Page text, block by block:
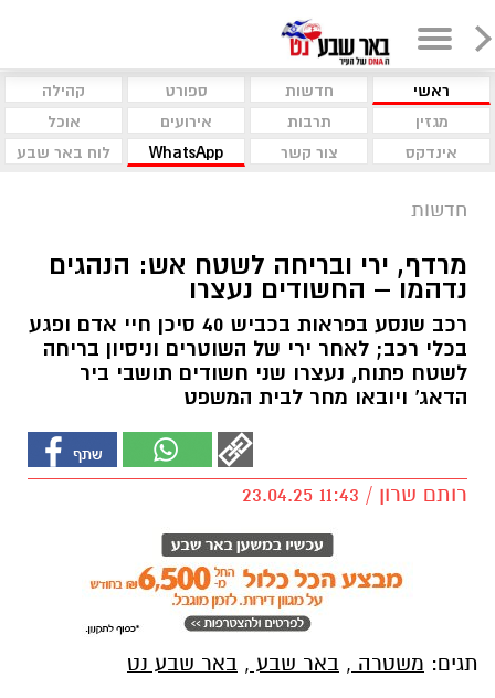
ראשי חדשות ספורט
קהילה
מגזין
תרבות אירועים
אוכל
אינדקס
צור קשר WhatsApp לוח באר שבע
חדשות
מרדף, ירי ובריחה לשטח אש: הנהגים
נדהמו – החשודים נעצרו
רכב שנסע בפראות בכביש 40 סיכן חיי אדם ופגע
בכלי רכב; לאחר ירי של השוטרים וניסיון בריחה
לשטח פתוח, נעצרו שני חשודים תושבי ביר
הדאג' ויובאו מחר לבית המשפט
רותם שרון / 11:43 23.04.25
באר שבע, באר שבע נט